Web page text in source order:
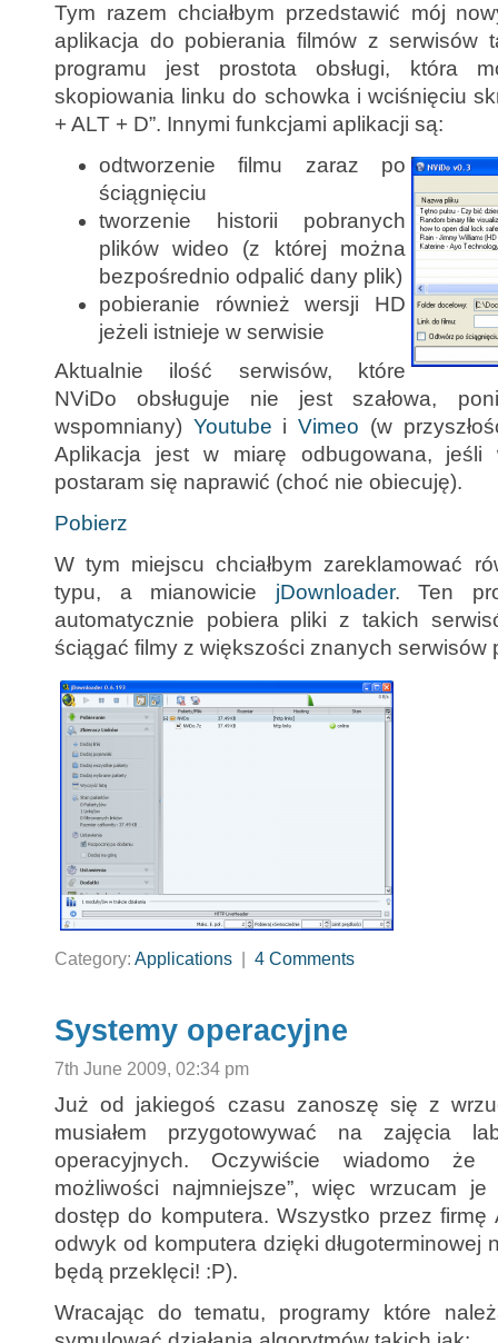
Tym razem chciałbym przedstawić mój
aplikacja do pobierania filmów z serwisów
programu jest prostota obsługi, która
skopiowania linku do schowka i wciśnięciu
+ ALT + D”. Innymi funkcjami aplikacji są:
odtworzenie filmu zaraz po
ściągnięciu
tworzenie historii pobranych
plików wideo (z której można
bezpośrednio odpalić dany plik)
pobieranie również wersji HD
jeżeli istnieje w serwisie
Aktualnie ilość serwisów, które
NViDo obsługuje nie jest szałowa,
wspomniany) Youtube iVimeo (w
Aplikacja jest w miarę odbugowana, jeśli
postaram się naprawić (choć nie obiecuję).
Pobierz
W tym miejscu chciałbym zareklamować
typu, a mianowicie jDownloader. Ten
automatycznie pobiera pliki z takich
ściągać filmy z większości znanych
Category: Applications 4 Comments
Systemy operacyjne
7th June 2009, 02:34 pm
Już od jakiegoś czasu zanoszę się z
musiałem przygotowywać na zajęcia
operacyjnych. Oczywiście wiadomo że
możliwości najmniejsze”, więc wrzucam
dostęp do komputera. Wszystko przez firmę
odwyk od komputera dzięki długoterminowej
będą przeklęci! :P).
Wracając do tematu, programy które